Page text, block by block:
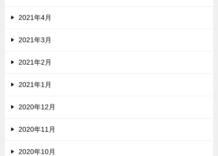
2021年4月
2021年3月
2021年2月
2021年1月
2020年12月
2020年11月
2020年10月